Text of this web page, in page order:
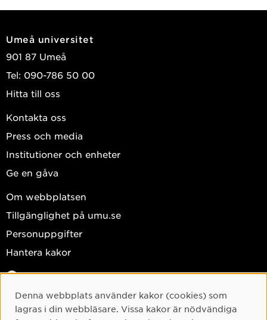
Umeå universitet
901 87 Umeå
Tel: 090-786 50 00
Hitta till oss
Kontakta oss
Press och media
Institutioner och enheter
Ge en gåva
Om webbplatsen
Tillgänglighet på umu.se
Personuppgifter
Hantera kakor
Facebook
Instagram
TikTok
Cookie-samtycke
Denna webbplats använder kakor (cookies) som
lagras i din webbläsare. Vissa kakor är nödvändiga